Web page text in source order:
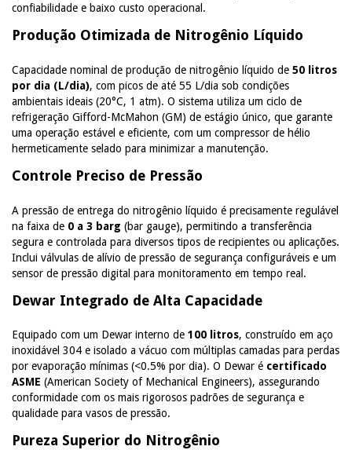
confiabilidade e baixo custo operacional.
Produção Otimizada de Nitrogênio Líquido
Capacidade nominal de produção de nitrogênio líquido de 50 litros
por dia (L/dia), com picos de até 55 L/dia sob condições
ambientais ideais (20°C, 1 atm). O sistema utiliza um ciclo de
refrigeração Gifford-McMahon (GM) de estágio único, que garante
uma operação estável e eficiente, com um compressor de hélio
hermeticamente selado para minimizar a manutenção.
Controle Preciso de Pressão
A pressão de entrega do nitrogênio líquido é precisamente regulável
na faixa de 0 a 3 barg (bar gauge), permitindo a transferência
segura e controlada para diversos tipos de recipientes ou aplicações.
Inclui válvulas de alívio de pressão de segurança configuráveis e um
sensor de pressão digital para monitoramento em tempo real.
Dewar Integrado de Alta Capacidade
Equipado com um Dewar interno de 100 litros, construído em aço
inoxidável 304 e isolado a vácuo com múltiplas camadas para perdas
por evaporação mínimas (<0.5% por dia). O Dewar é certificado
ASME (American Society of Mechanical Engineers), assegurando
conformidade com os mais rigorosos padrões de segurança e
qualidade para vasos de pressão.
Pureza Superior do Nitrogênio